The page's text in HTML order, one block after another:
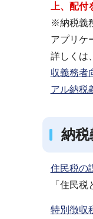
上、配付
※納税義
アプリケ
詳しくは
収義務者
アル納税
納
住民税の
「住民
特別徴収